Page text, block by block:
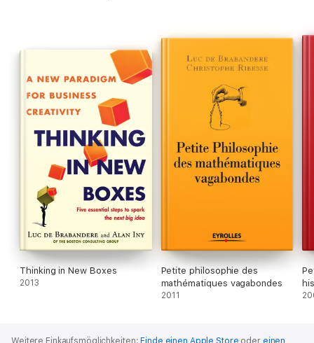
Thinking in New Boxes
2013
Petite philosophie des
mathématiques vagabondes
2011
Weitere Einkaufsmöglichkeiten: Finde einen Apple Store oder einen